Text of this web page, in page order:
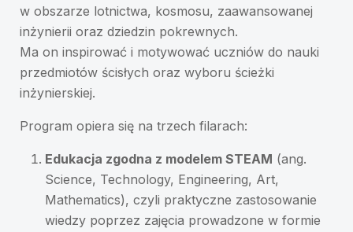
w obszarze lotnictwa, kosmosu, zaawansowanej
inżynierii oraz dziedzin pokrewnych.
Ma on inspirować i motywować uczniów do nauki
przedmiotów ścisłych oraz wyboru ścieżki
inżynierskiej.
Program opiera się na trzech filarach:
Edukacja zgodna z modelem STEAM (ang.
Science, Technology, Engineering, Art,
Mathematics), czyli praktyczne zastosowanie
wiedzy poprzez zajęcia prowadzone w formie